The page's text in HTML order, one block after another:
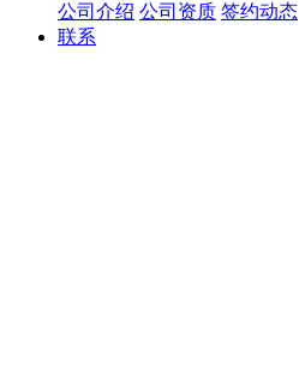
公司介绍 公司资质 签约动态
联系